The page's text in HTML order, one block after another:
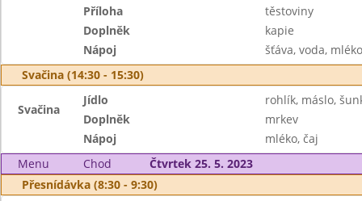
Příloha
těstoviny
Doplněk
kapie
Nápoj
šťáva, voda, mléko
Svačina (14:30 - 15:30)
Svačina
Jídlo
rohlík, máslo,
Doplněk
mrkev
Nápoj
mléko, čaj
Menu
Chod
Čtvrtek 25. 5. 2023
Přesnídávka (8:30 - 9:30)